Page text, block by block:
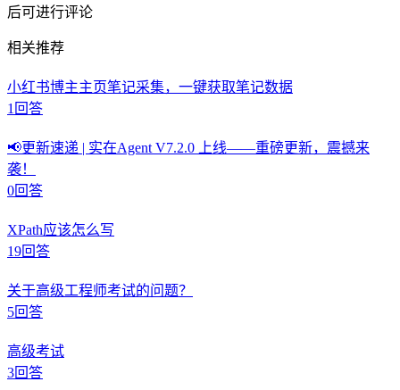
后可进行评论
相关推荐
小红书博主主页笔记采集，一键获取笔记数据
1 回答
📢更新速递 | 实在Agent V7.2.0 上线——重磅更新，震撼来
袭！
0回答
XPath应该怎么写
19回答
关于高级工程师考试的问题？
5回答
高级考试
3回答